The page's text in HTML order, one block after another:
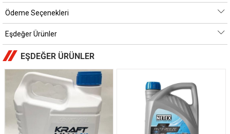
Ödeme Seçenekleri
Eşdeğer Ürünler
EŞDEĞER ÜRÜNLER